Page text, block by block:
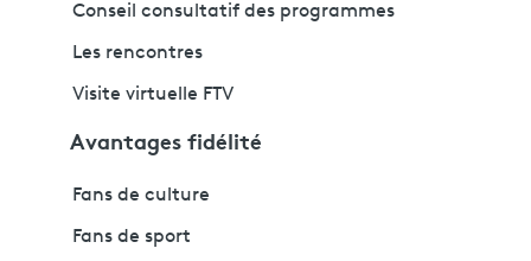
Conseil consultatif des programmes
Les rencontres
Visite virtuelle FTV
Avantages fidélité
Fans de culture
Fans de sport